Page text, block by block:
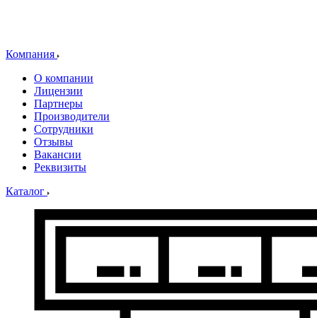
Компания
О компании
Лицензии
Партнеры
Производители
Сотрудники
Отзывы
Вакансии
Реквизиты
Каталог